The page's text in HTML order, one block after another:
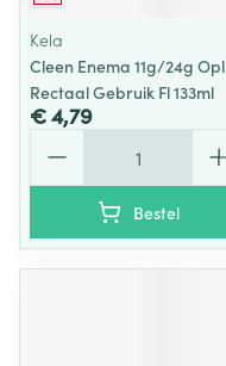
Kela
Cleen Enema 11g/24g Opl
Rectaal Gebruik Fl 133ml
€ 4,79
Bestel